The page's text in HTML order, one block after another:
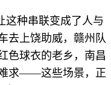
这种串联变成了人与
去上饶助威，赣州队
色球衣的老乡，南昌
求——这些场景，正